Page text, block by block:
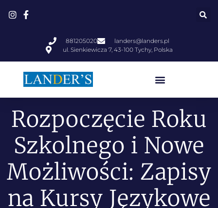
881205020
landers@landers.pl
ul. Sienkiewicza 7, 43-100 Tychy, Polska
Rozpoczęcie Roku
Szkolnego i Nowe
Możliwości: Zapisy
na Kursy Językowe